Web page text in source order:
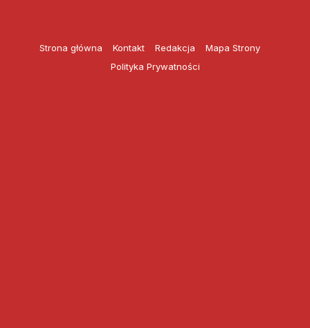
Strona główna Kontakt Redakcja
Mapa Strony
Polityka Prywatności